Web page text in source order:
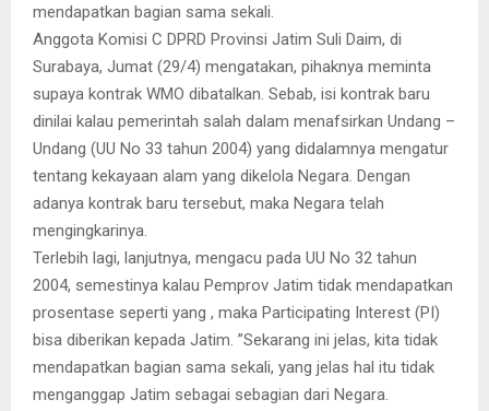
mendapatkan bagian sama sekali.
Anggota Komisi C DPRD Provinsi Jatim Suli Daim, di
Surabaya, Jumat (29/4) mengatakan, pihaknya meminta
supaya kontrak WMO dibatalkan. Sebab, isi kontrak baru
dinilai kalau pemerintah salah dalam menafsirkan Undang –
Undang (UU No 33 tahun 2004) yang didalamnya mengatur
tentang kekayaan alam yang dikelola Negara. Dengan
adanya kontrak baru tersebut, maka Negara telah
mengingkarinya.
Terlebih lagi, lanjutnya, mengacu pada UU No 32 tahun
2004, semestinya kalau Pemprov Jatim tidak mendapatkan
prosentase seperti yang , maka Participating Interest (PI)
bisa diberikan kepada Jatim. ”Sekarang ini jelas, kita tidak
mendapatkan bagian sama sekali, yang jelas hal itu tidak
menganggap Jatim sebagai sebagian dari Negara.